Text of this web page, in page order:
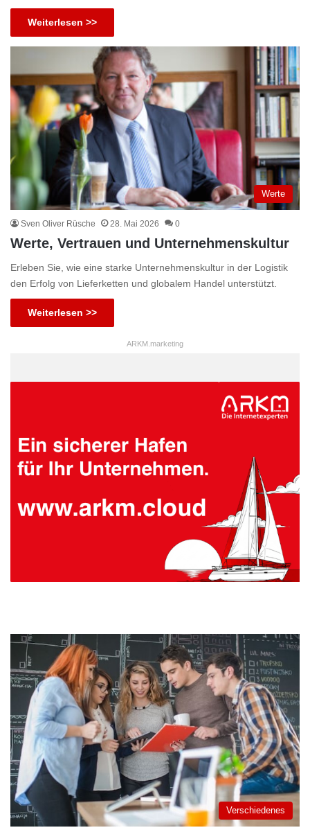
Weiterlesen >>
Werte
Sven Oliver Rüsche 28. Mai 2026 0
Werte, Vertrauen und Unternehmenskultur
Erleben Sie, wie eine starke Unternehmenskultur in der Logistik
den Erfolg von Lieferketten und globalem Handel unterstützt.
Weiterlesen >>
ARKM.marketing
Verschiedenes